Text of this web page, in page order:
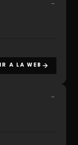
→
IR A LA WEB
→